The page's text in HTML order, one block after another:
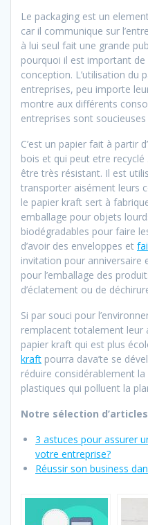
Le packaging est un
car il communique sur
à lui seul fait une grande
pourquoi il est important
conception. L’utilisation du
entreprises, peu importe
montre aux différents
entreprises sont soucieuses
C’est un papier fait à partir
bois et qui peut etre
être très résistant. Il est
transporter aisément leurs
le papier kraft sert à
emballage pour objets
biodégradables pour faire
d’avoir des enveloppes et
invitation pour anniversaire
pour l’emballage des
d’éclatement ou de
Si par souci pour
remplacent totalement leur
papier kraft qui est plus
kraft pourra dava’te se
réduire considérablement
plastiques qui polluent la
Notre sélection
3 astuces pour assurer
votre entreprise?
Réussir son business